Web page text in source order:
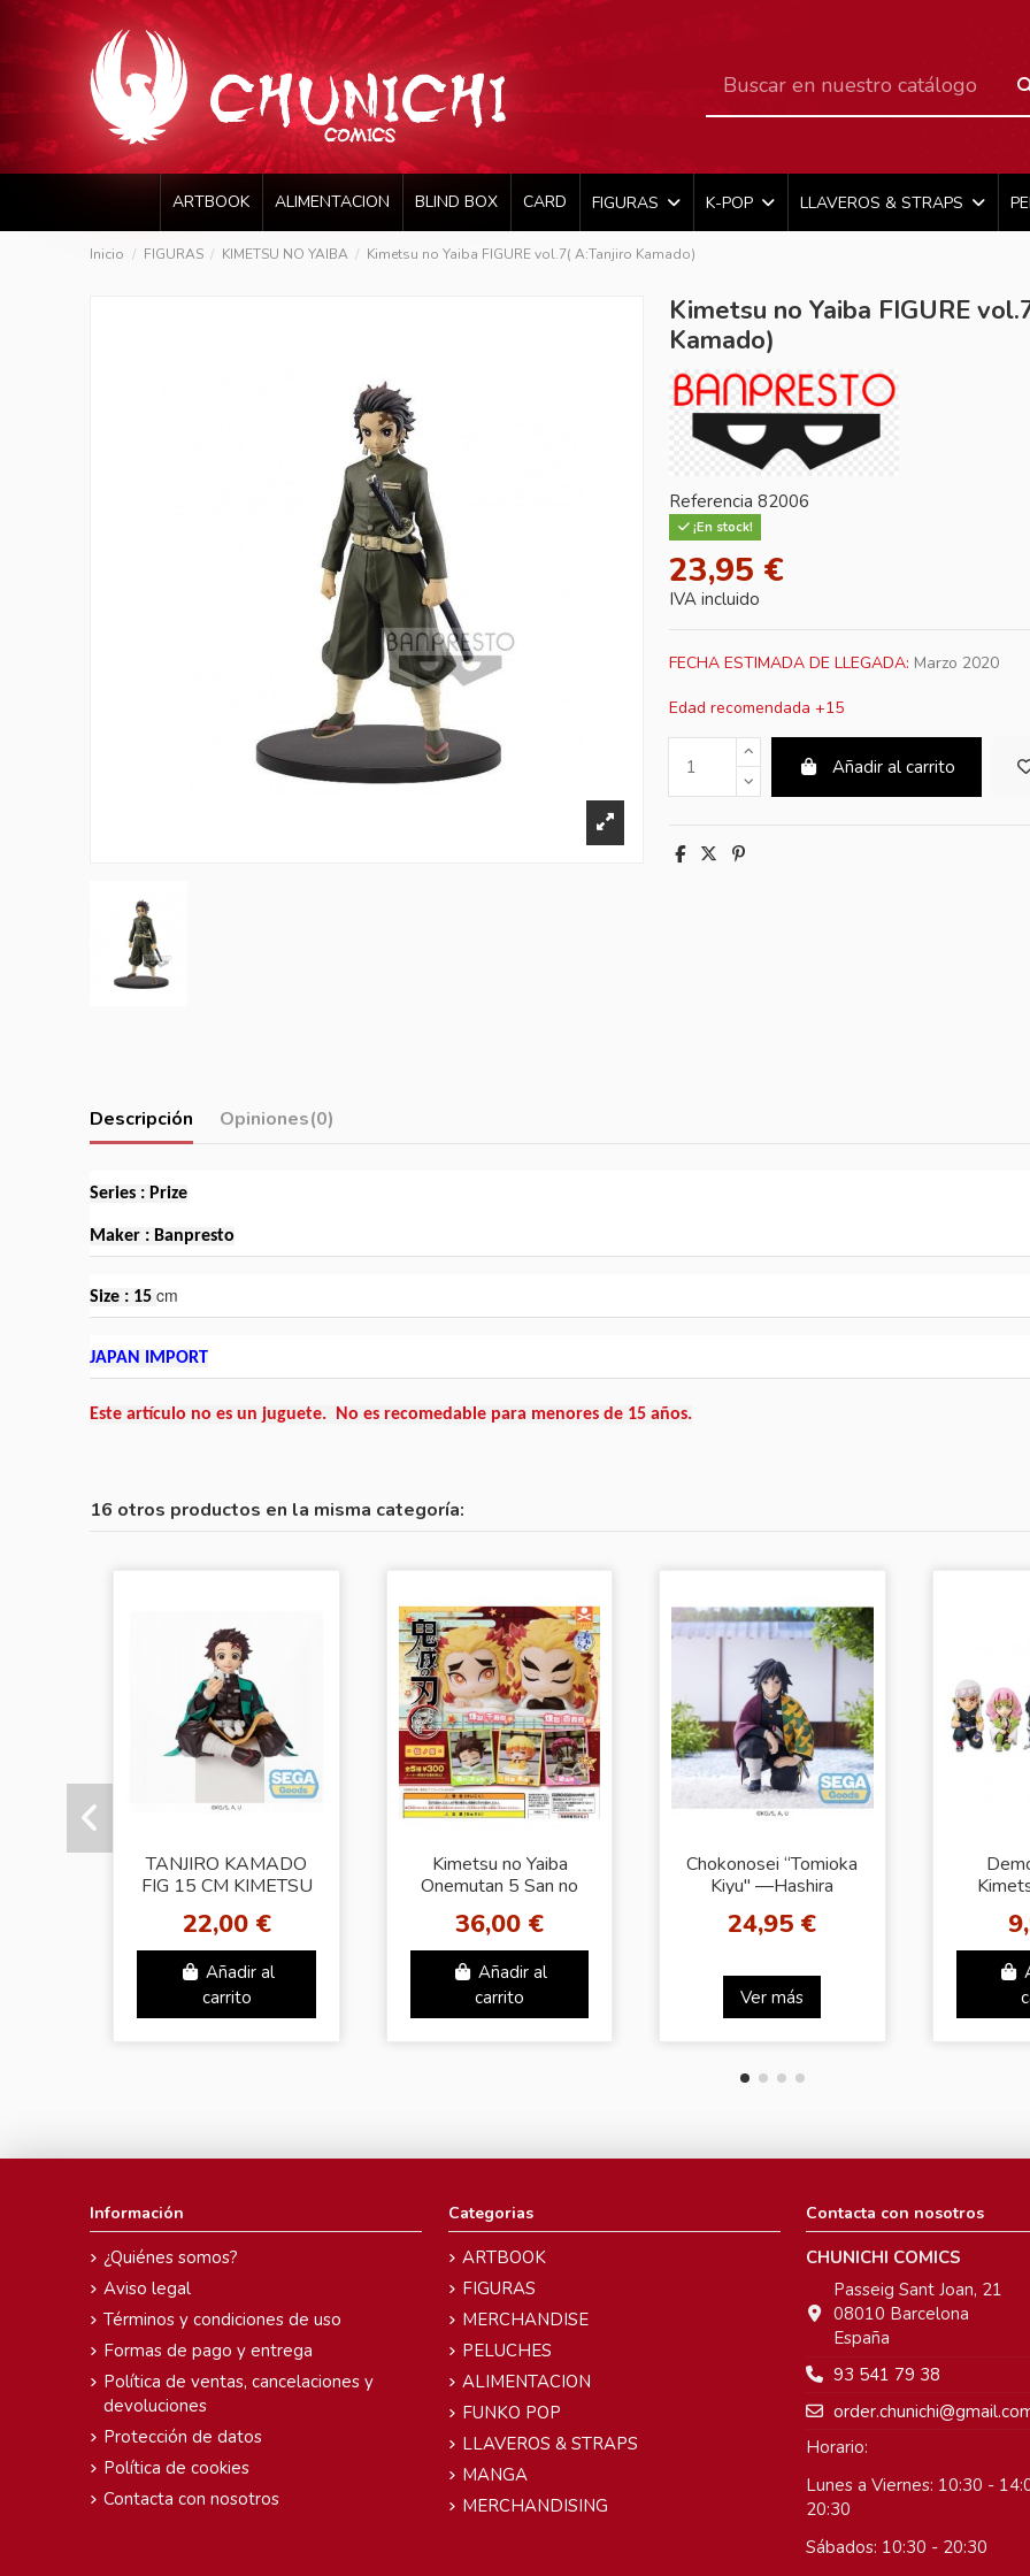
ARTBOOK ALIMENTACION BLIND BOX CARD FIGURAS K-POP LLAVEROS & STRAPS
Inicio FIGURAS KIMETSU NO YAIBA Kimetsu no Yaiba FIGURE vol.7( A:Tanjiro Kamado)
Kimetsu no Yaiba FIGURE
Kamado)
Referencia 82006
¡En stock!
23,95 €
IVA incluido
FECHA ESTIMADA DE LLEGADA: Marzo 2020
Edad recomendada +15
Añadir al carrito
Descripción Opiniones(0)
Series : Prize
Maker : Banpresto
Size : 15cm
JAPAN IMPORT
Este artículo no es un juguete. No es recomedable para menores de 15 años.
16 otros productos en la misma categoría:
TANJIRO KAMADO
FIG 15 CM KIMETSU
PERCHING FIGURE
22,00 €
Añadir al
carrito
Kimetsu no Yaiba
Onemutan 5 San no
36,00 €
Añadir al
carrito
Chokonosei “Tomioka
Kiyu" ―Hashira
24,95 €
Ver más
the
Información
¿Quiénes somos?
Aviso legal
Términos y condiciones de uso
Formas de pago y entrega
Política de ventas, cancelaciones y
devoluciones
Protección de datos
Política de cookies
Contacta con nosotros
Categorias
ARTBOOK
FIGURAS
MERCHANDISE
PELUCHES
ALIMENTACION
FUNKO POP
LLAVEROS & STRAPS
MANGA
MERCHANDISING
Contacta con nosotros
CHUNICHI COMICS
Passeig Sant Joan, 21
08010 Barcelona
España
93 541 79 38
Horario:
Lunes a Viernes: 10:30 -
20:30
Sábados: 10:30 - 20:30